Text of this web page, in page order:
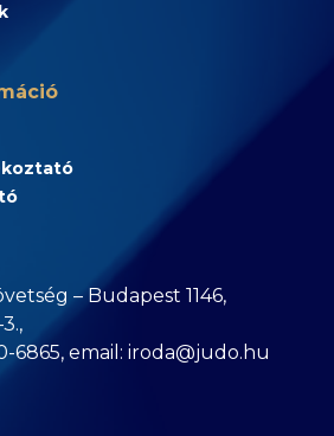
– Budapest 1146,
6865, email: iroda@judo.hu